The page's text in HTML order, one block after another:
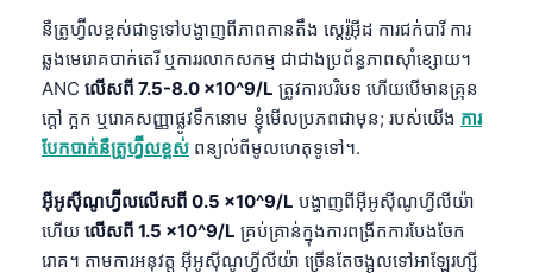
នឺត្រូហ្វ៊ីលខ្ពស់ជាទូទៅបង្ហាញពីភាពតានតឹង ស្តេរ៉ូអ៊ីដ ការជក់បារី ការ
ឆ្លងមេរោគបាក់តេរី ឬការរលាកសកម្ម ជាជាងប្រព័ន្ធភាពស៊ាំខ្សោយ។
ANC លើសពី 7.5-8.0 ×10^9/L ត្រូវការបរិបទ ហើយបើមានគ្រុន
ក្តៅ ក្អក ឬរោគសញ្ញាផ្លូវទឹកនោម ខ្ញុំមើលប្រភពជាមុន; របស់យើង ការ
បែកបាក់នឺត្រូហ្វ៊ីលខ្ពស់ ពន្យល់ពីមូលហេតុទូទៅ។.
អ៊ីអូស៊ីណូហ្វ៊ីលលើសពី 0.5 ×10^9/L បង្ហាញពីអ៊ីអូស៊ីណូហ្វីលីយ៉ា
ហើយ លើសពី 1.5 ×10^9/L គ្រប់គ្រាន់ក្នុងការពង្រីកការបែងចែក
រោគ។ តាមការអនុវត្ត អ៊ីអូស៊ីណូហ្វីលីយ៉ា ច្រើនតែចង្អុលទៅអាឡែរហ្សី